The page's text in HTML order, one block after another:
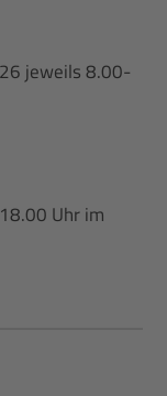
jeweils 8.00-
Uhr im